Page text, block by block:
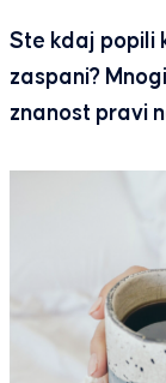
Ste kdaj popili
zaspani?
znanost pravi